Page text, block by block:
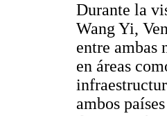
Durante la
Wang Yi,
entre ambas
en áreas
ambos